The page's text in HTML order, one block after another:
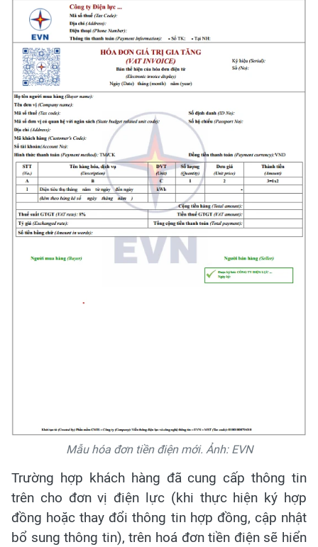
Mẫu hóa đơn tiền điện mới. Ảnh: EVN
Trường hợp khách hàng đã cung cấp thông tin
trên cho đơn vị điện lực (khi thực hiện ký hợp
đồng hoặc thay đổi thông tin hợp đồng, cập nhật
bổ sung thông tin), trên hoá đơn tiền điện sẽ hiển